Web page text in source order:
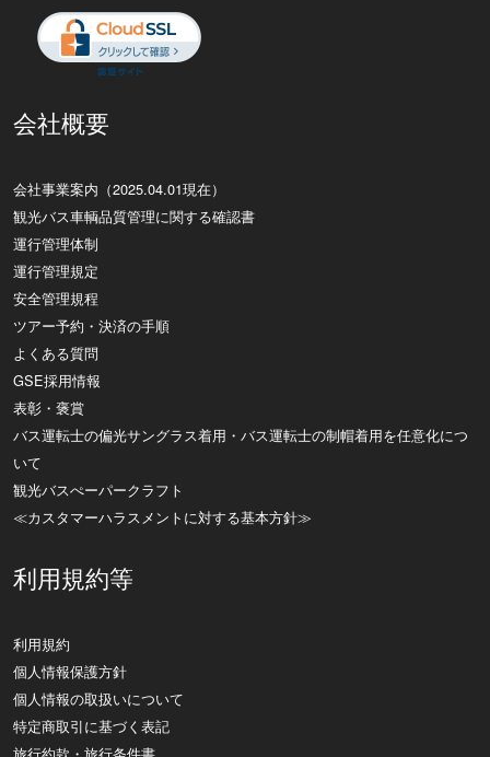
会社概要
会社事業案内（2025.04.01現在）
観光バス車輌品質管理に関する確認書
運行管理体制
運行管理規定
安全管理規程
ツアー予約・決済の手順
よくある質問
GSE採用情報
表彰・褒賞
バス運転士の偏光サングラス着用・バス運転士の制帽着用を任意化につ
いて
観光バスぺーパークラフト
≪カスタマーハラスメントに対する基本方針≫
利用規約等
利用規約
個人情報保護方針
個人情報の取扱いについて
特定商取引に基づく表記